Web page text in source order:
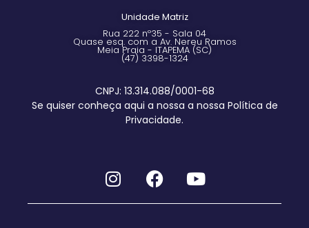
Unidade Matriz
Rua 222 nº35 - Sala 04
Quase esq. com a Av. Nereu Ramos
Meia Praia - ITAPEMA (SC)
(47) 3398-1324
CNPJ: 13.314.088/0001-68
Se quiser conheça aqui a nossa a nossa Política de
Privacidade.